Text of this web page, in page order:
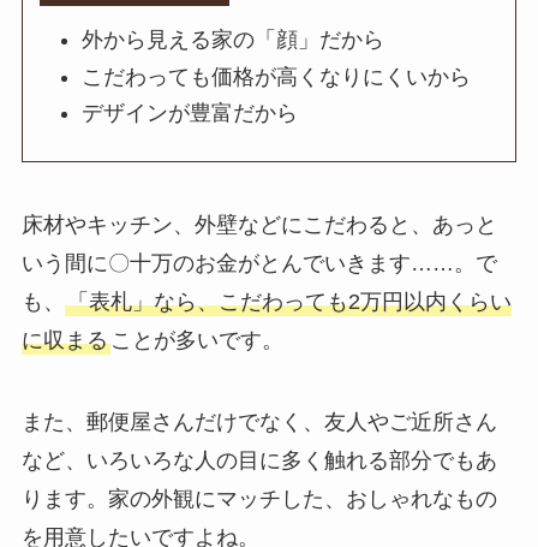
外から見える家の「顔」だから
こだわっても価格が高くなりにくいから
デザインが豊富だから
床材やキッチン、外壁などにこだわると、あっと
いう間に〇十万のお金がとんでいきます……。で
も、 「表札」なら、こだわっても2万円以内くらい
に収まることが多いです。
また、郵便屋さんだけでなく、友人やご近所さん
など、いろいろな人の目に多く触れる部分でもあ
ります。家の外観にマッチした、おしゃれなもの
を用意したいですよね。